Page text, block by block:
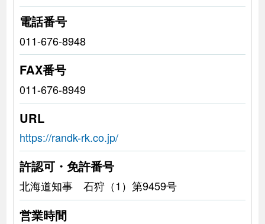
電話番号
011-676-8948
FAX番号
011-676-8949
URL
https://randk-rk.co.jp/
許認可・免許番号
北海道知事 石狩（1）第9459号
営業時間